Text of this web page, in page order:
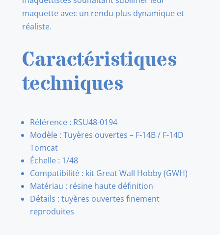
maquette avec un rendu plus dynamique et
réaliste.
Caractéristiques
techniques
Référence : RSU48-0194
Modèle : Tuyères ouvertes – F-14B / F-14D
Tomcat
Échelle : 1/48
Compatibilité : kit Great Wall Hobby (GWH)
Matériau : résine haute définition
Détails : tuyères ouvertes finement
reproduites